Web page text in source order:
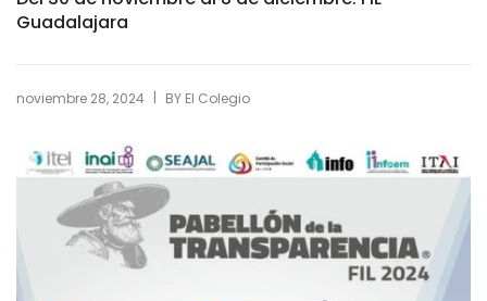
Guadalajara
noviembre 28, 2024 | BY El Colegio